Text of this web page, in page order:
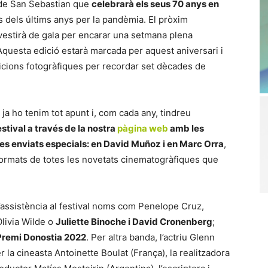
San Sebastian que celebrarà els seus 70 anys en
últims anys per la pandèmia. El pròxim
de gala per encarar una setmana plena
edició estarà marcada per aquest aniversari i
fotogràfiques per recordar set dècades de
ja ho tenim tot apunt i, com cada any, tindreu
a través de la nostra pàgina web amb les
enviats especials: en David Muñoz i en Marc Orra,
de totes les novetats cinematogràfiques que
al festival noms com Penelope Cruz,
Wilde o Juliette Binoche i David Cronenberg;
Donostia 2022. Per altra banda, l’actriu Glenn
la cineasta Antoinette Boulat (França), la realitzadora